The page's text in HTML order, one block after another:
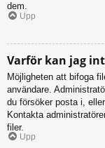
dem.
Upp
Varför kan jag
Möjligheten att bifoga
användare.
du försöker posta i,
Kontakta
filer.
Upp